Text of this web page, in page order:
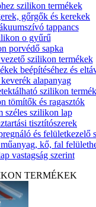
szilikon termékek
gőrgők és kerekek
tappancs
o gyűrű
porvédő sapka
szilikon termékek
beépítéséhez és
alapanyag
szilikon
tömítők és ragasztók
széles szilikon lap
tisztítószerek
és felületkezelő
kő, fal
vastagság szerint
TERMÉKEK